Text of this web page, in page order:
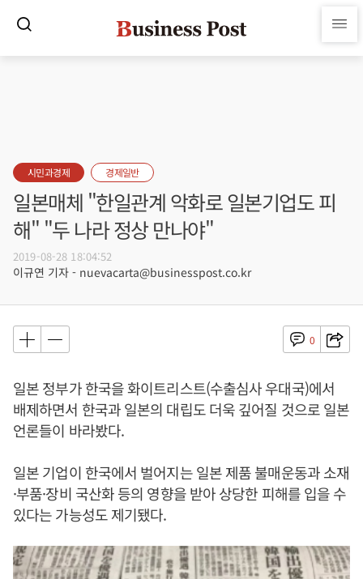
시민과경제 경제일반
일본매체 "한일관계 악화로 일본기업도 피
해" "두 나라 정상 만나야"
2019-08-28 18:04:52
이규연 기자 - nuevacarta@businesspost.co.kr
0
일본 정부가 한국을 화이트리스트(수출심사 우대국)에서
배제하면서 한국과 일본의 대립도 더욱 깊어질 것으로 일본
언론들이 바라봤다.
일본 기업이 한국에서 벌어지는 일본 제품 불매운동과 소재
·부품·장비 국산화 등의 영향을 받아 상당한 피해를 입을 수
있다는 가능성도 제기됐다.